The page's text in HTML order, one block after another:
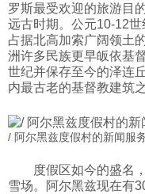
社会
文化
历史
体育
罗斯最受欢迎的旅游目
远古时期。公元10-12
占据北高加索广阔领土
洲许多民族更早皈依基
世纪并保存至今的泽连
内最古老的基督教建筑之
/ 阿尔黑兹度假村的新闻服
度假区如今的盛名
雪场。阿尔黑兹现在有